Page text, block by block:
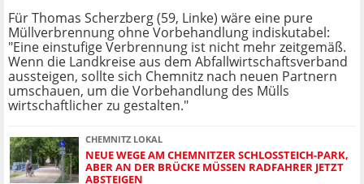
Für Thomas Scherzberg (59, Linke) wäre eine pure
Müllverbrennung ohne Vorbehandlung indiskutabel:
"Eine einstufige Verbrennung ist nicht mehr zeitgemäß.
Wenn die Landkreise aus dem Abfallwirtschaftsverband
aussteigen, sollte sich Chemnitz nach neuen Partnern
umschauen, um die Vorbehandlung des Mülls
wirtschaftlicher zu gestalten."
CHEMNITZ LOKAL
NEUE WEGE AM CHEMNITZER SCHLOSSTEICH-PARK, A
BER AN DER BRÜCKE MÜSSEN RADFAHRER JETZT A
BSTEIGEN